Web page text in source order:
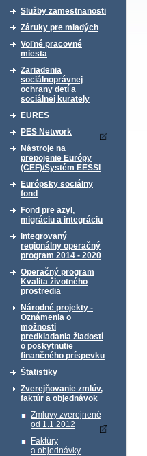
Služby zamestnanosti
Záruky pre mladých
Voľné pracovné
miesta
Zariadenia
sociálnoprávnej
ochrany detí a
sociálnej kurately
EURES
PES Network
Nástroje na
prepojenie Európy
(CEF)/Systém EESSI
Európsky sociálny
fond
Fond pre azyl,
migráciu a integráciu
Integrovaný
regionálny operačný
program 2014 - 2020
Operačný program
Kvalita životného
prostredia
Národné projekty -
Oznámenia o
možnosti
predkladania žiadostí
o poskytnutie
finančného príspevku
Štatistiky
Zverejňovanie zmlúv,
faktúr a objednávok
Zmluvy zverejnené
od 1.1.2012
Faktúry
a objednávky